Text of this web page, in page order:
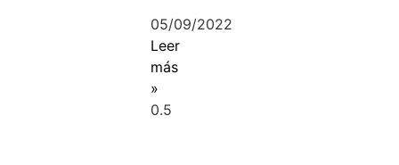
05/09/2022
Leer
más
»